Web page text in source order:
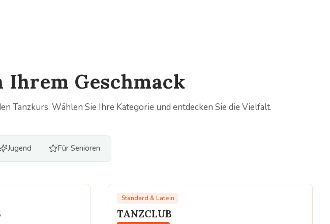
Ihrem Geschmack
Tanzkurs. Wählen Sie Ihre Kategorie und entdecken Sie die Vielfalt.
Jugend Für Senioren
Standard & Latein
TANZCLUB